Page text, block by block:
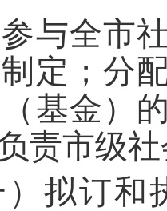
全市社
定；分
基金）
责市级
订和执